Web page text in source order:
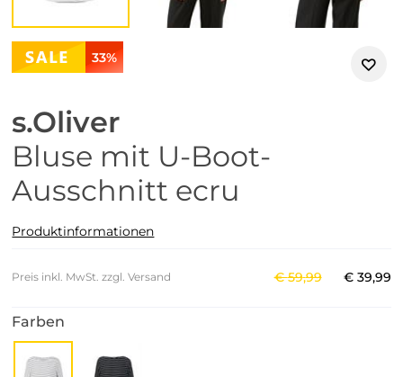
33%
s.Oliver
Bluse mit U-Boot-
Ausschnitt ecru
Produktinformationen
Preis inkl. MwSt. zzgl. Versand €59,99 € 39,99
Farben